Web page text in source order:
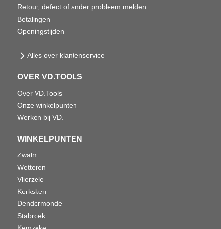
Retour, defect of ander probleem melden
Betalingen
Openingstijden
Alles over klantenservice
OVER VD.TOOLS
Over VD.Tools
Onze winkelpunten
Werken bij VD.
WINKELPUNTEN
Zwalm
Wetteren
Vlierzele
Kerksken
Dendermonde
Stabroek